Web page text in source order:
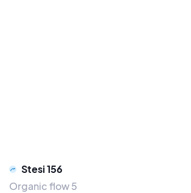
Stesi 156
Organic flow 5